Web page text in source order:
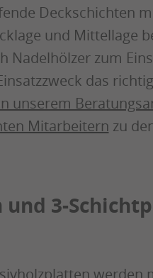
Deckschichten
und Mittellage
Nadelhölzer zum
das
unserem
Mitarbeitern zu
3-
werden